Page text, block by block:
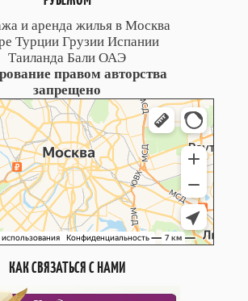
и аренда жилья в Москва
Турции Грузии Испании
Таиланда Бали ОАЭ
правом авторства
запрещено
КАК СВЯЗАТЬСЯ С НАМИ